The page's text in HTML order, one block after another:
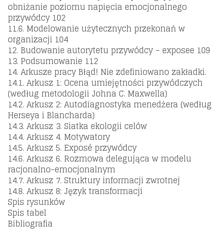
obniżanie poziomu napięcia emocjonalnego
przywódcy 102
11.6. Modelowanie użytecznych przekonań w
organizacji 104
12. Budowanie autorytetu przywódcy – exposee 109
13. Podsumowanie 112
14. Arkusze pracy Błąd! Nie zdefiniowano zakładki.
14.1. Arkusz 1: Ocena umiejętności przywódczych
(według metodologii Johna C. Maxwella)
14.2. Arkusz 2: Autodiagnostyka menedżera (według
Herseya i Blancharda)
14.3. Arkusz 3. Siatka ekologii celów
14.4. Arkusz 4. Motywatory
14.5. Arkusz 5. Exposé przywódcy
14.6. Arkusz 6. Rozmowa delegująca w modelu
racjonalno-emocjonalnym
14.7. Arkusz 7. Struktury informacji zwrotnej
14.8. Arkusz 8: Język transformacji
Spis rysunków
Spis tabel
Bibliografia